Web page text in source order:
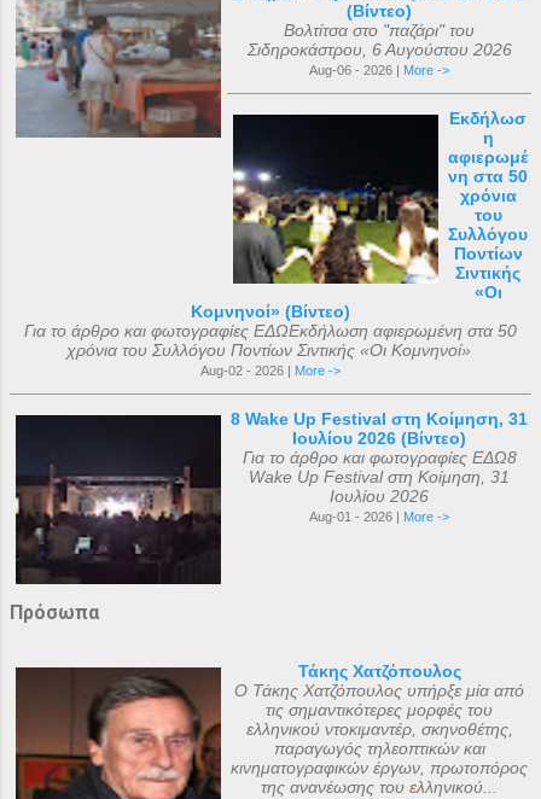
(Βίντεο)
Βολτίτσα στο "παζάρι" του
Σιδηροκάστρου, 6 Αυγούστου 2026
Aug-06 - 2026 | More ->
Εκδήλωσ
η
αφιερωμέ
νη στα 50
χρόνια
του
Συλλόγου
Ποντίων
Σιντικής
«Οι
Κομνηνοί» (Βίντεο)
Για το άρθρο και φωτογραφίες ΕΔΩΕκδήλωση αφιερωμένη στα 50
χρόνια του Συλλόγου Ποντίων Σιντικής «Οι Κομνηνοί»
Aug-02 - 2026 | More ->
8 Wake Up Festival στη Κοίμηση, 31
Ιουλίου 2026 (Βίντεο)
Για το άρθρο και φωτογραφίες ΕΔΩ8
Wake Up Festival στη Κοίμηση, 31
Ιουλίου 2026
Aug-01 - 2026 | More ->
Πρόσωπα
Τάκης Χατζόπουλος
Ο Τάκης Χατζόπουλος υπήρξε μία από
τις σημαντικότερες μορφές του
ελληνικού ντοκιμαντέρ, σκηνοθέτης,
παραγωγός τηλεοπτικών και
κινηματογραφικών έργων, πρωτοπόρος
της ανανέωσης του ελληνικού...